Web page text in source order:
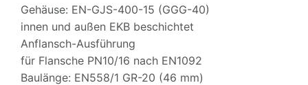
Gehäuse: EN-GJS-400-15 (GGG-40)
innen und außen EKB beschichtet
Anflansch-Ausführung
für Flansche PN10/16 nach EN1092
Baulänge: EN558/1 GR-20 (46 mm)